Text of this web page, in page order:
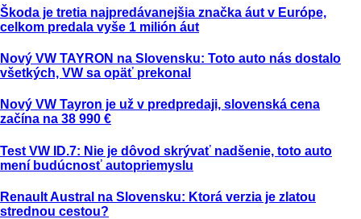
Škoda je tretia najpredávanejšia značka áut v Európe,
celkom predala vyše 1 milión áut
Nový VW TAYRON na Slovensku: Toto auto nás dostalo
všetkých, VW sa opäť prekonal
Nový VW Tayron je už v predpredaji, slovenská cena
začína na 38 990 €
Test VW ID.7: Nie je dôvod skrývať nadšenie, toto auto
mení budúcnosť autopriemyslu
Renault Austral na Slovensku: Ktorá verzia je zlatou
strednou cestou?